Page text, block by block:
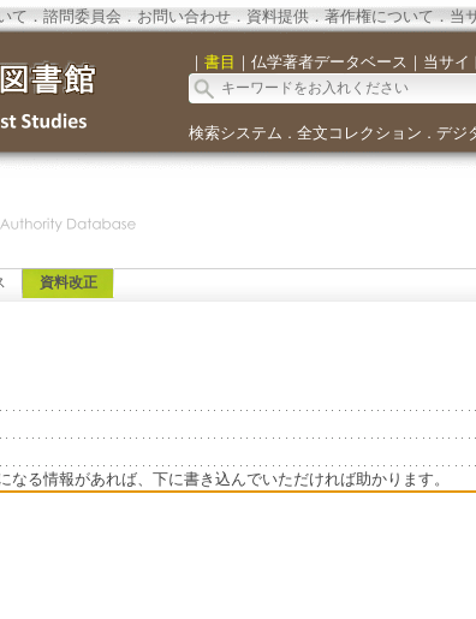
て．諮問委員会． お問い合わせ． 資料提供．著作権について．当
｜ 書目 ｜ 仏学著者データベース ｜ 当サイ
検索システム ． 全文コレクション ． デジ
資料改正
なる情報があれば、下に書き込んでいただければ助かります。